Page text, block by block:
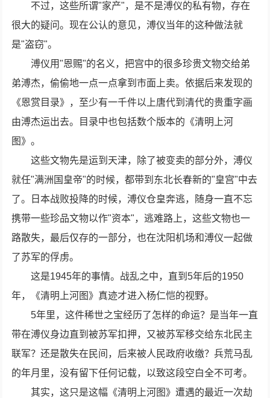
不过，这些所谓"家产"，是不是溥仪的私有物，存在
很大的疑问。现在公认的意见，溥仪当年的这种做法就
是"盗窃"。
溥仪用"恩赐"的名义，把宫中的很多珍贵文物交给弟
弟溥杰，偷偷地一点一点拿到市面上卖。依据后来发现的
《恩赏目录》，至少有一千件以上唐代到清代的贵重字画
由溥杰运出去。目录中也包括数个版本的《清明上河
图》。
这些文物先是运到天津，除了被变卖的部分外，溥仪
就任"满洲国皇帝"的时候，都带到东北长春新的"皇宫"中去
了。日本战败投降的时候，溥仪仓皇奔逃，随身一直不忘
携带一些珍品文物以作"资本"，逃难路上，这些文物也一
路散失，最后仅存的一部分，也在沈阳机场和溥仪一起做
了苏军的俘虏。
这是1945年的事情。战乱之中，直到5年后的1950
年，《清明上河图》真迹才进入杨仁恺的视野。
5年里，这件稀世之宝经历了怎样的命运？是当年一直
带在溥仪身边直到被苏军扣押，又被苏军移交给东北民主
联军？还是散失在民间，后来被人民政府收缴？兵荒马乱
的年月里，没有留下任何记载，以致这段空白全不可考。
其实，这只是这幅《清明上河图》遭遇的最近一次劫